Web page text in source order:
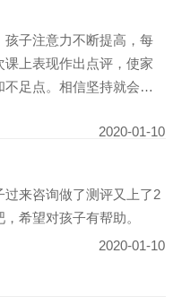
子注意力不断提高，每
上表现作出点评，使家
足点。相信坚持就会看
2020-01-10
来咨询做了测评又上了2
希望对孩子有帮助。
2020-01-10